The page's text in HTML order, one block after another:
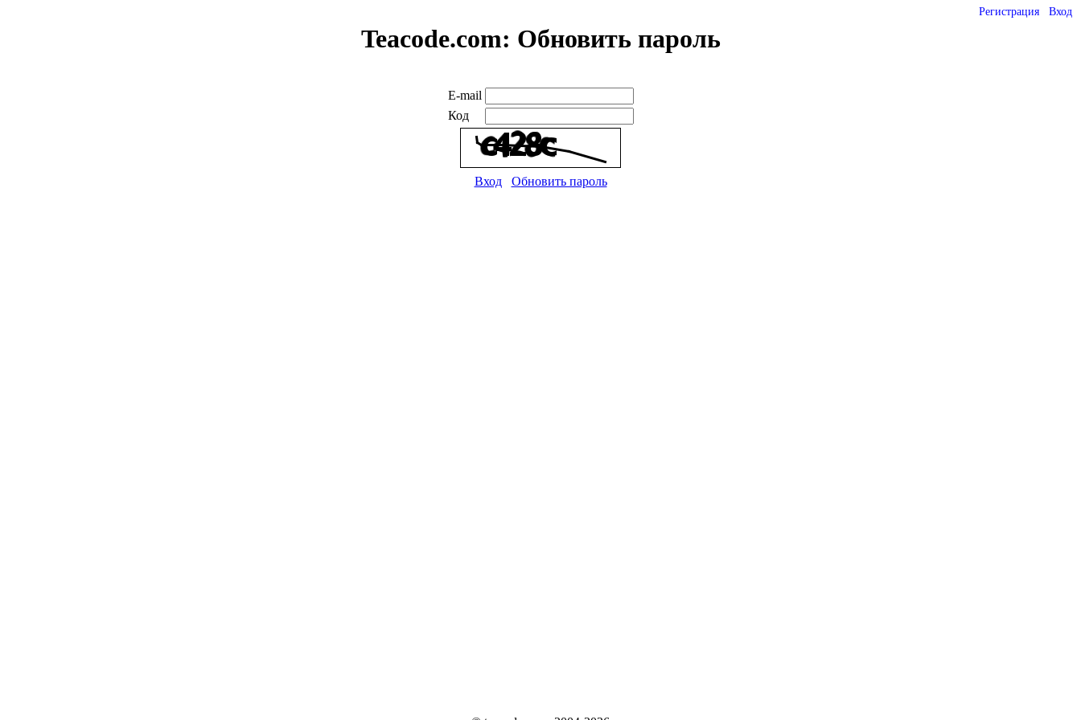
Регистрация Вход
Teacode.com: Обновить пароль
E-mail
Код
Вход Обновить пароль